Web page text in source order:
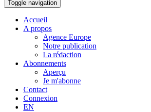
Toggle navigation
Accueil
A propos
Agence Europe
Notre publication
La rédaction
Abonnements
Aperçu
Je m'abonne
Contact
Connexion
EN